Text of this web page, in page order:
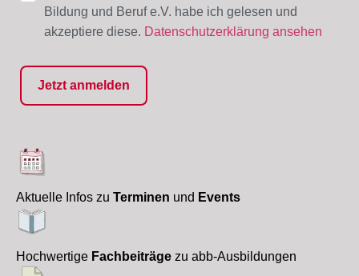
Bildung und Beruf e.V. habe ich gelesen und
akzeptiere diese. Datenschutzerklärung ansehen
Aktuelle Infos zu Terminen und Events
Hochwertige Fachbeiträge zu abb-Ausbildungen